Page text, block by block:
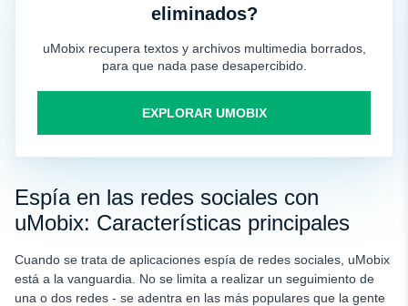
eliminados?
uMobix recupera textos y archivos multimedia borrados,
para que nada pase desapercibido.
EXPLORAR UMOBIX
Espía en las redes sociales con
uMobix: Características principales
Cuando se trata de aplicaciones espía de redes sociales, uMobix
está a la vanguardia. No se limita a realizar un seguimiento de
una o dos redes - se adentra en las más populares que la gente